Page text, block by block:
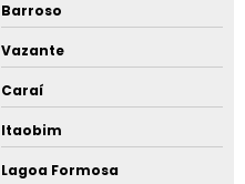
Barroso
Vazante
Caraí
Itaobim
Lagoa Formosa